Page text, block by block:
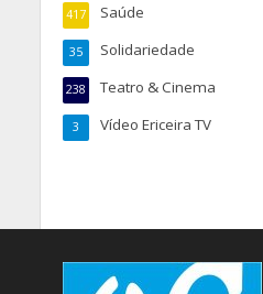
Saúde
417
Solidariedade
35
Teatro & Cinema
238
Vídeo Ericeira TV
3